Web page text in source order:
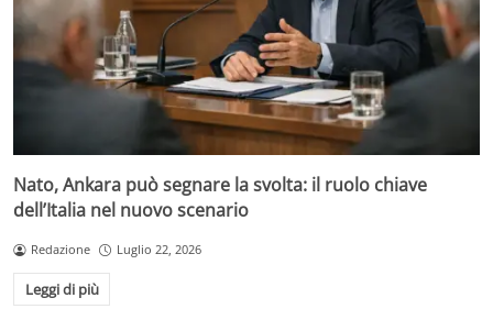
Nato, Ankara può segnare la svolta: il ruolo chiave
dell’Italia nel nuovo scenario
Redazione Luglio 22, 2026
Leggi di più